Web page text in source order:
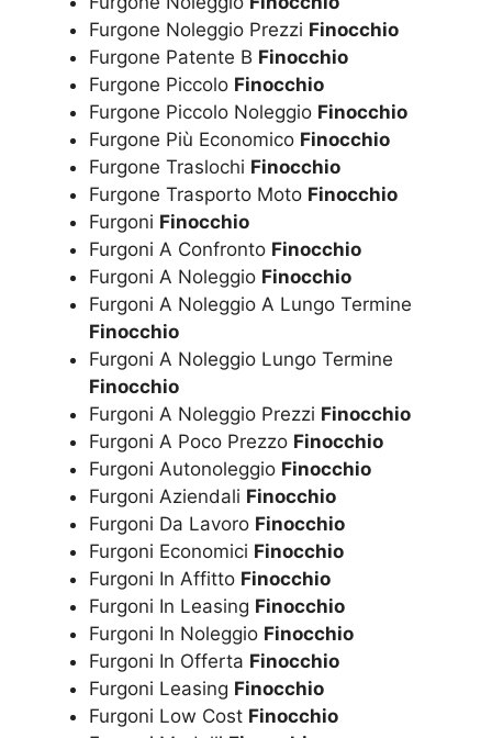
Furgone Noleggio Prezzi Finocchio
Furgone Patente B Finocchio
Furgone Piccolo Finocchio
Furgone Piccolo Noleggio Finocchio
Furgone Più Economico Finocchio
Furgone Traslochi Finocchio
Furgone Trasporto Moto Finocchio
Furgoni Finocchio
Furgoni A Confronto Finocchio
Furgoni A Noleggio Finocchio
Furgoni A Noleggio A Lungo Termine
Finocchio
Furgoni A Noleggio Lungo Termine
Finocchio
Furgoni A Noleggio Prezzi Finocchio
Furgoni A Poco Prezzo Finocchio
Furgoni Autonoleggio Finocchio
Furgoni Aziendali Finocchio
Furgoni Da Lavoro Finocchio
Furgoni Economici Finocchio
Furgoni In Affitto Finocchio
Furgoni In Leasing Finocchio
Furgoni In Noleggio Finocchio
Furgoni In Offerta Finocchio
Furgoni Leasing Finocchio
Furgoni Low Cost Finocchio